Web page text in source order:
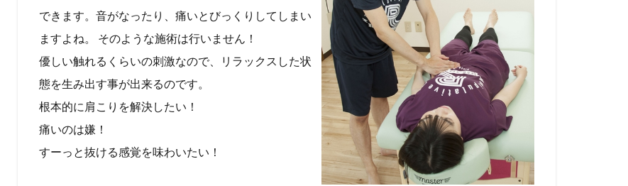
できます。 音がなったり、痛いとびっくりしてしまい
ますよね。 そのような施術は行いません！
優しい触れるくらいの刺激なので、リラックスした状
態を生み出す事が出来るのです。
根本的に肩こりを解決したい！
痛いのは嫌！
すーっと抜ける感覚を味わいたい！